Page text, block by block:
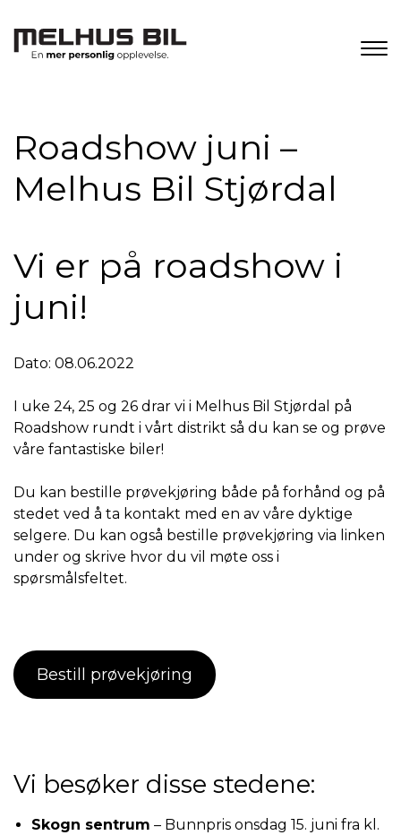
Roadshow juni –
Melhus Bil Stjørdal
Vi er på roadshow i
juni!
Dato: 08.06.2022
I uke 24, 25 og 26 drar vi i Melhus Bil Stjørdal på
Roadshow rundt i vårt distrikt så du kan se og prøve
våre fantastiske biler!
Du kan bestille prøvekjøring både på forhånd og på
stedet ved å ta kontakt med en av våre dyktige
selgere. Du kan også bestille prøvekjøring via linken
under og skrive hvor du vil møte oss i
spørsmålsfeltet.
Bestill prøvekjøring
Vi besøker disse stedene:
Skogn sentrum – Bunnpris onsdag 15. juni fra kl.